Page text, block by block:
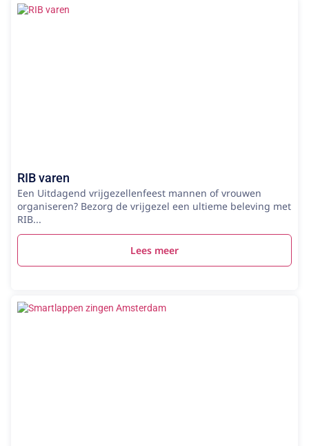
RIB varen
Een Uitdagend vrijgezellenfeest mannen of vrouwen
organiseren? Bezorg de vrijgezel een ultieme beleving met
RIB...
Lees meer